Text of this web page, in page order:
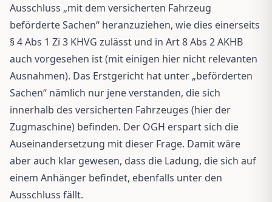
Ausschluss „mit dem versicherten Fahrzeug
beförderte Sachen“ heranzuziehen, wie dies einerseits
§ 4 Abs 1 Zi 3 KHVG zulässt und in Art 8 Abs 2 AKHB
auch vorgesehen ist (mit einigen hier nicht relevanten
Ausnahmen). Das Erstgericht hat unter „beförderten
Sachen“ nämlich nur jene verstanden, die sich
innerhalb des versicherten Fahrzeuges (hier der
Zugmaschine) befinden. Der OGH erspart sich die
Auseinandersetzung mit dieser Frage. Damit wäre
aber auch klar gewesen, dass die Ladung, die sich auf
einem Anhänger befindet, ebenfalls unter den
Ausschluss fällt.